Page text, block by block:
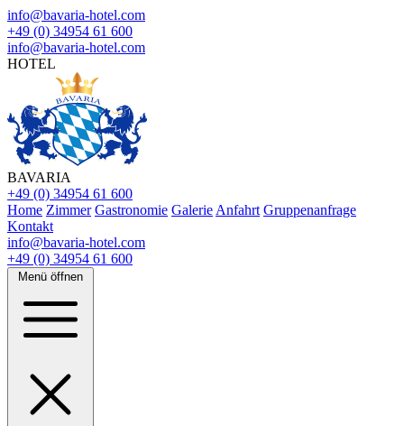
info@bavaria-hotel.com
+49 (0) 34954 61 600
info@bavaria-hotel.com
HOTEL
BAVARIA
+49 (0) 34954 61 600
Home Zimmer Gastronomie Galerie Anfahrt Gruppenanfrage
Kontakt
info@bavaria-hotel.com
+49 (0) 34954 61 600
Menü öffnen